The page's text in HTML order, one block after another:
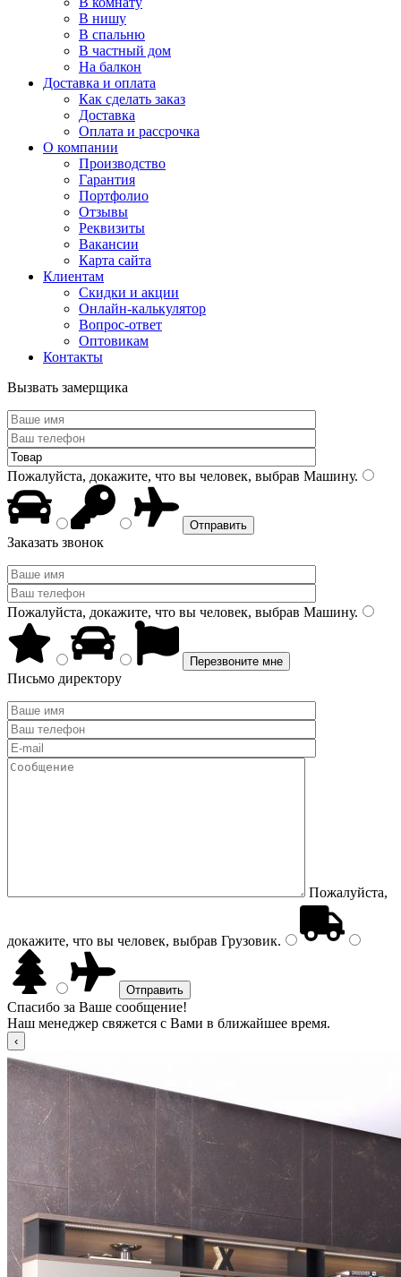
В нишу
В спальню
В частный дом
На балкон
Доставка и оплата
Как сделать заказ
Доставка
Оплата и рассрочка
О компании
Производство
Гарантия
Портфолио
Отзывы
Реквизиты
Вакансии
Карта сайта
Клиентам
Скидки и акции
Онлайн-калькулятор
Вопрос-ответ
Оптовикам
Контакты
Вызвать замерщика
Пожалуйста, докажите, что вы человек, выбрав Машину.
Заказать звонок
Пожалуйста, докажите, что вы человек, выбрав Машину.
Письмо директору
Пожалуйста,
докажите, что вы человек, выбрав Грузовик.
Спасибо за Ваше сообщение!
Наш менеджер свяжется с Вами в ближайшее время.